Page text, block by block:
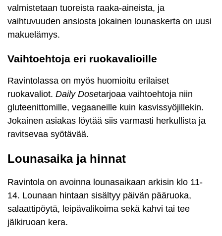
valmistetaan tuoreista raaka-aineista, ja
vaihtuvuuden ansiosta jokainen lounaskerta on uusi
makuelämys.
Vaihtoehtoja eri ruokavalioille
Ravintolassa on myös huomioitu erilaiset
ruokavaliot. Daily Dosetarjoaa vaihtoehtoja niin
gluteenittomille, vegaaneille kuin kasvissyöjillekin.
Jokainen asiakas löytää siis varmasti herkullista ja
ravitsevaa syötävää.
Lounasaika ja hinnat
Ravintola on avoinna lounasaikaan arkisin klo 11-
14. Lounaan hintaan sisältyy päivän pääruoka,
salaattipöytä, leipävalikoima sekä kahvi tai tee
jälkiruoan kera.